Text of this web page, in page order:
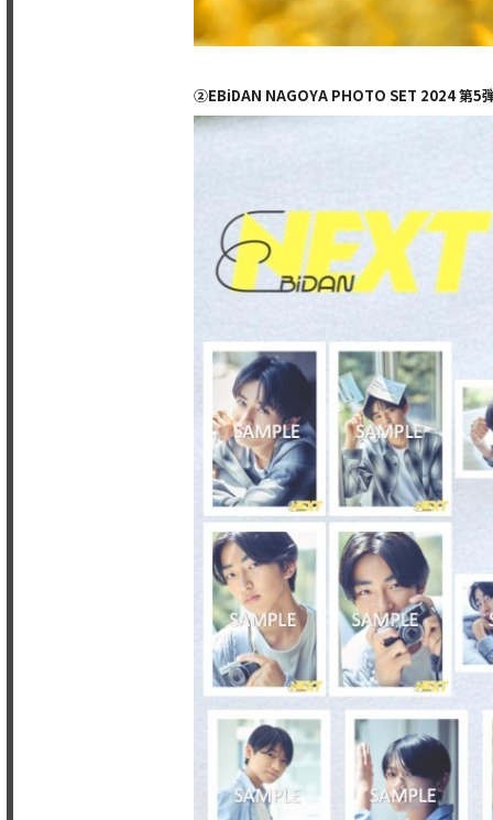
②EBiDAN NAGOYA PHOTO SET 2024 第5